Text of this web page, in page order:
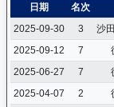
日期 名次
2025-09-30
3 沙
2025-09-12
7
2025-06-27
7
2025-04-07
2